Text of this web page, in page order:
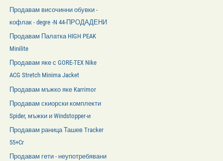
Продавам височинни обувки -
кофлак - degre -N 44-ПРОДАДЕНИ
Продавам Палатка HIGH PEAK
Minilite
Продавам яке с GORE-TEX Nike
ACG Stretch Minima Jacket
Продавам мъжко яке Karrimor
Продавам скиорски комплекти
Spider, мъжки и Windstopper-и
Продавам раница Ташев Tracker
55+Cr
Продавам гети - неупотребявани